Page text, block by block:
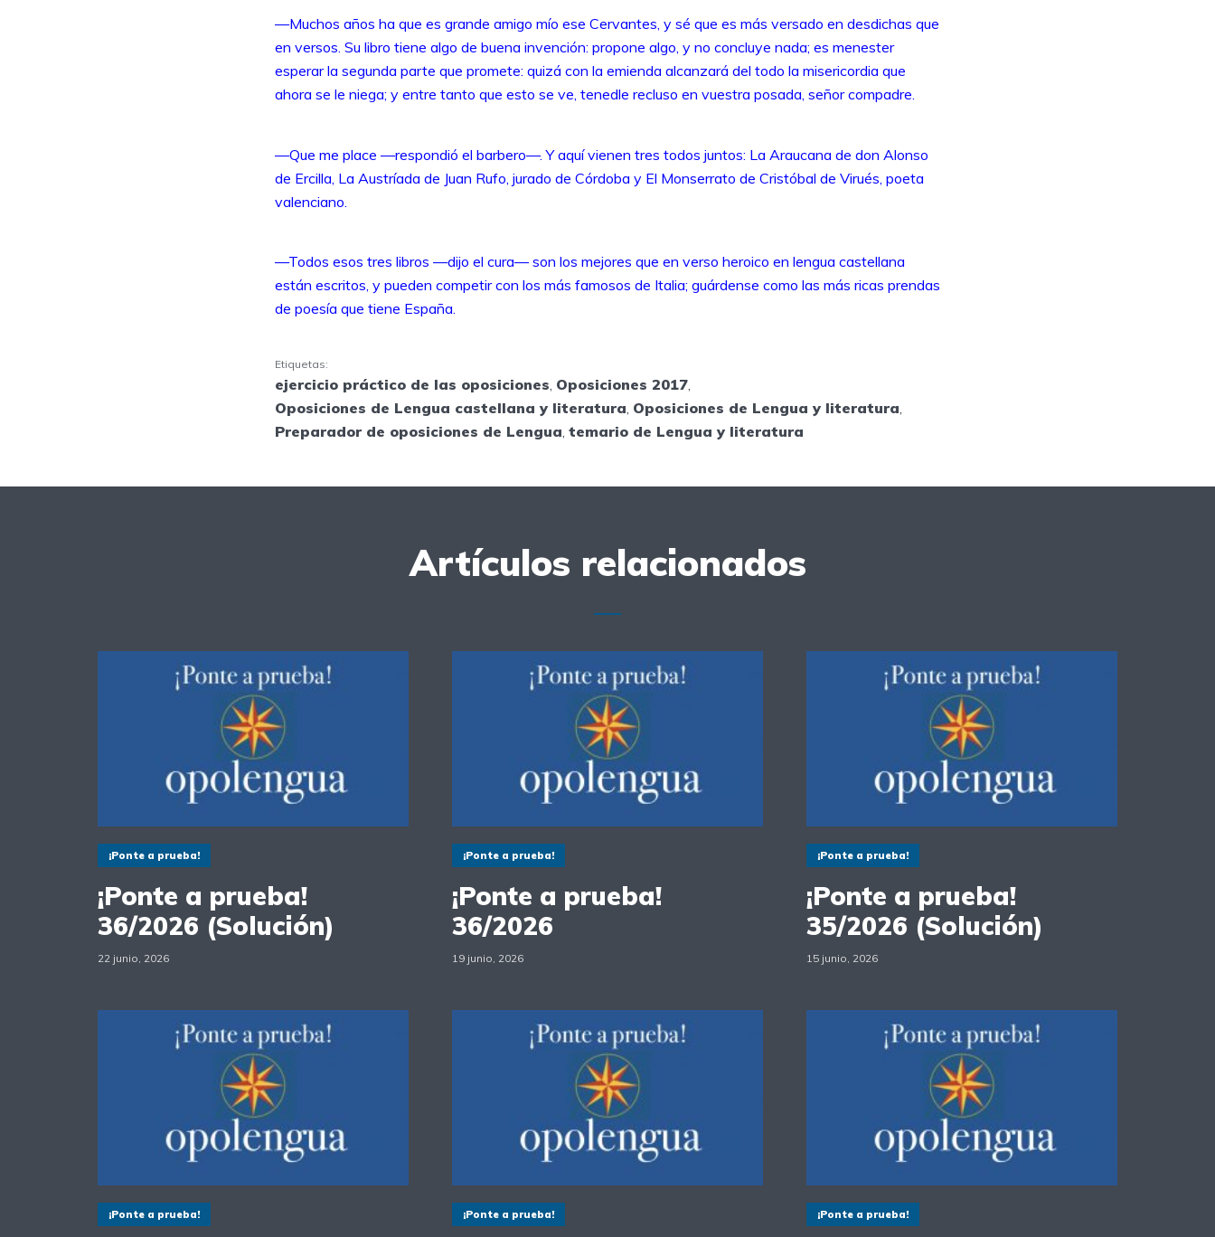
—Muchos años ha que es grande amigo mío ese Cervantes, y sé que es más versado en desdichas que
en versos. Su libro tiene algo de buena invención: propone algo, y no concluye nada; es menester
esperar la segunda parte que promete: quizá con la emienda alcanzará del todo la misericordia que
ahora se le niega; y entre tanto que esto se ve, tenedle recluso en vuestra posada, señor compadre.
—Que me place —respondió el barbero—. Y aquí vienen tres todos juntos: La Araucana de don Alonso
de Ercilla, La Austríada de Juan Rufo, jurado de Córdoba y El Monserrato de Cristóbal de Virués, poeta
valenciano.
—Todos esos tres libros —dijo el cura— son los mejores que en verso heroico en lengua castellana
están escritos, y pueden competir con los más famosos de Italia; guárdense como las más ricas prendas
de poesía que tiene España.
Etiquetas:
ejercicio práctico de las oposiciones Oposiciones 2017
Oposiciones de Lengua castellana y literatura Oposiciones de Lengua y literatura
Preparador de oposiciones de Lengua temario de Lengua y literatura
Artículos relacionados
¡Ponte a prueba!
¡Ponte a prueba!
36/2026 (Solución)
22 junio, 2026
¡Ponte a prueba!
¡Ponte a prueba!
36/2026
19 junio, 2026
¡Ponte a prueba!
¡Ponte a prueba!
35/2026 (Solución)
15 junio, 2026
¡Ponte a prueba! ¡Ponte a prueba! ¡Ponte a prueba!